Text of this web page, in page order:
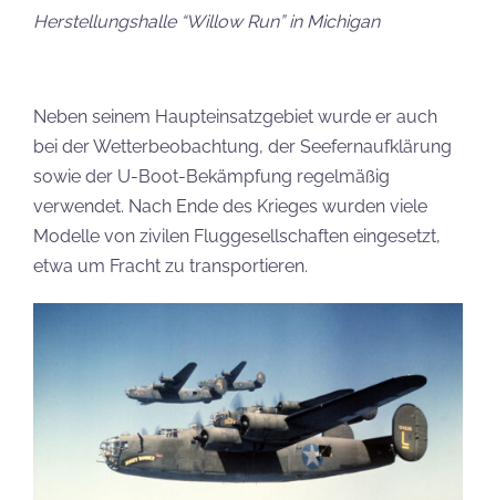
Herstellungshalle “Willow Run” in Michigan
Neben seinem Haupteinsatzgebiet wurde er auch
bei der Wetterbeobachtung, der Seefernaufklärung
sowie der U-Boot-Bekämpfung regelmäßig
verwendet. Nach Ende des Krieges wurden viele
Modelle von zivilen Fluggesellschaften eingesetzt,
etwa um Fracht zu transportieren.